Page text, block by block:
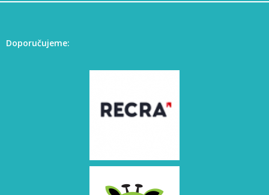
Doporučujeme: